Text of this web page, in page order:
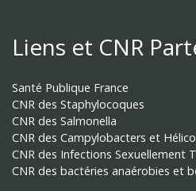
Liens et CNR
Santé Publique France
CNR des Staphylocoques
CNR des Salmonella
CNR des Campylobacters et
CNR des Infections Sexuellement
CNR des bactéries anaérobies et